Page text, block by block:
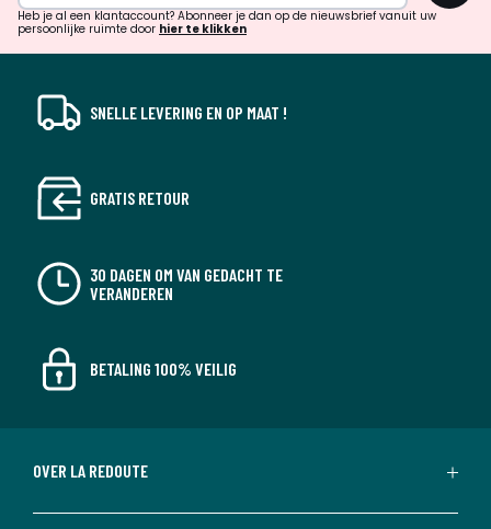
verrassingen?
Heb je al een klantaccount? Abonneer je dan op de nieuwsbrief vanuit uw
persoonlijke ruimte door hier te klikken
SNELLE LEVERING EN OP MAAT !
GRATIS RETOUR
30 DAGEN OM VAN GEDACHT TE
VERANDEREN
BETALING 100% VEILIG
OVER LA REDOUTE